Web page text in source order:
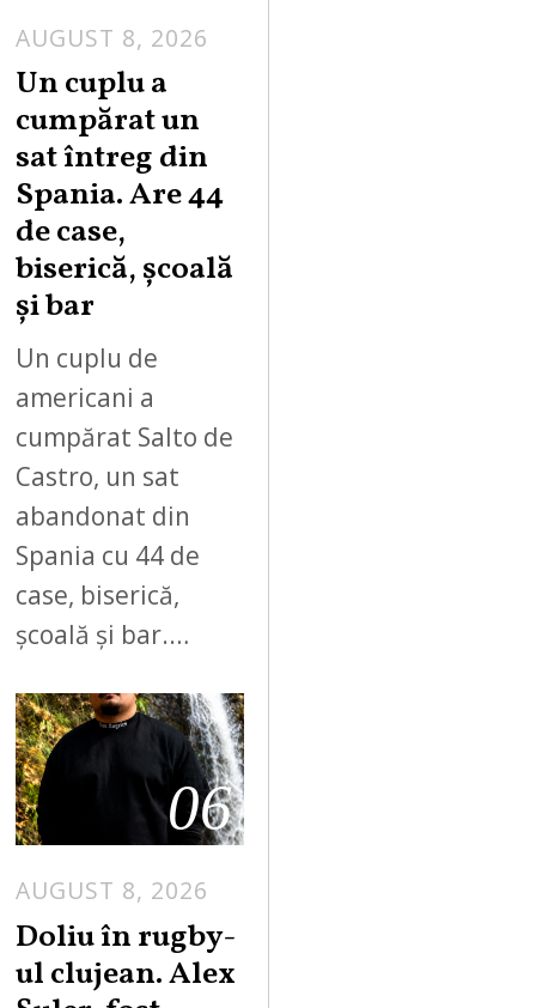
AUGUST 8, 2026
Un cuplu a
cumpărat un
sat întreg din
Spania. Are 44
de case,
biserică, școală
și bar
Un cuplu de
americani a
cumpărat Salto de
Castro, un sat
abandonat din
Spania cu 44 de
case, biserică,
școală și bar.…
06
AUGUST 8, 2026
Doliu în rugby-
ul clujean. Alex